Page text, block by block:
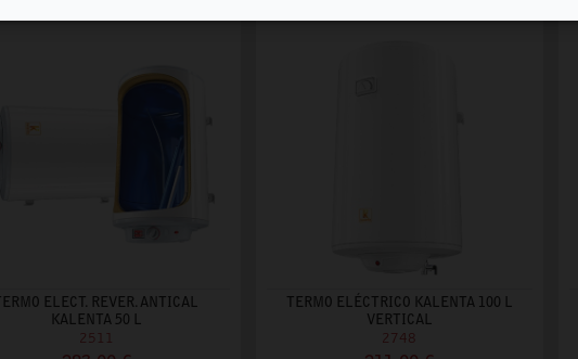
ELECT. REVER. ANTICAL
KALENTA 50 L
2511
TERMO ELÉCTRICO KALENTA 100 L
VERTICAL
2748